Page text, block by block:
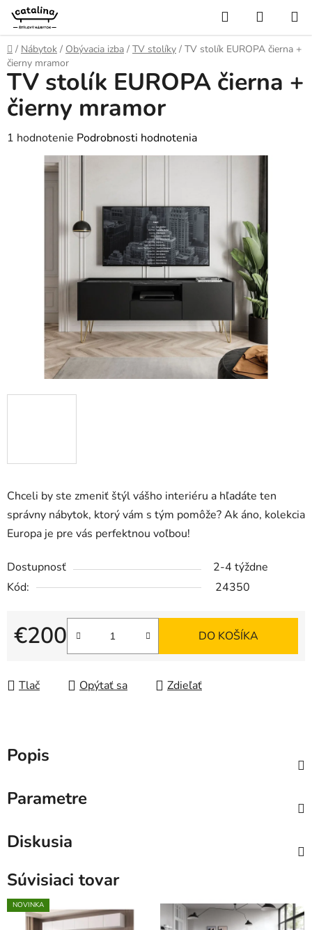
Prejsť
obsah
Hľadať
KOŠÍK
Domov
/ Nábytok / Obývacia izba / TV stolíky / TV stolík EUROPA čierna +
čierny mramor
Chceli by ste zmeniť štýl vášho interiéru a hľadáte ten
správny nábytok, ktorý vám s tým pomôže? Ak áno, kolekcia
Europa je pre vás perfektnou voľbou!
Dostupnosť
2-4 týždne
Kód:
24350
€200
Jednotková cena:
DO KOŠÍKA
Tlač Opýtať sa Zdieľať
TV stolík EUROPA čierna +
čierny mramor
Priemerné
hodnotenie
produktu
1 hodnotenie Podrobnosti hodnotenia
Popis
Parametre
Diskusia
Súvisiaci tovar
NOVINKA